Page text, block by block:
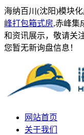
海纳百川(沈阳)模块
峰打包箱式房,赤峰集
和资讯展示，敬请关注
您暂无新询盘信息！
网站首页
关于我们